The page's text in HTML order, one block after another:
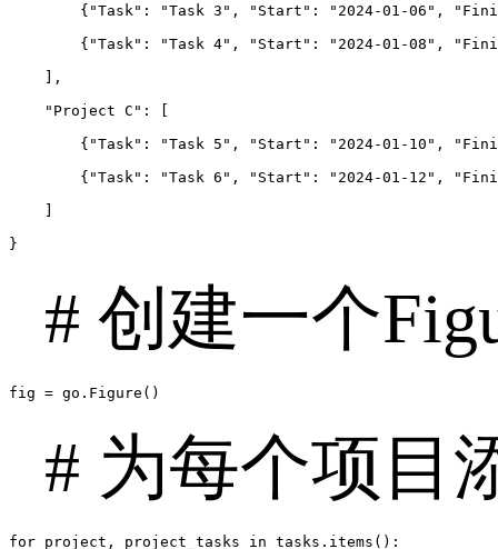
{"Task": "Task 3", "Start": "2024-01-06",
{"Task": "Task 4", "Start": "2024-01-08",
    ],
    "Project C": [
{"Task": "Task 5", "Start": "2024-01-10",
{"Task": "Task 6", "Start": "2024-01-12",
}
# 创建一个
fig = go.Figure()
# 为每个项目
for project, project_tasks in tasks.items():